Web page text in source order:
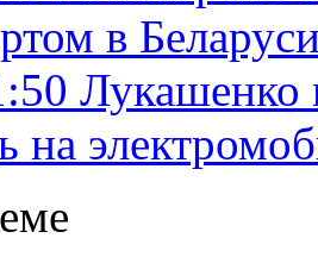
в
Лукашенко
на